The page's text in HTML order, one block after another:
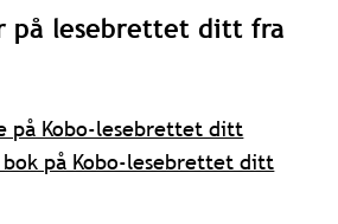
på lesebrettet ditt fra
på Kobo-lesebrettet ditt
på Kobo-lesebrettet ditt